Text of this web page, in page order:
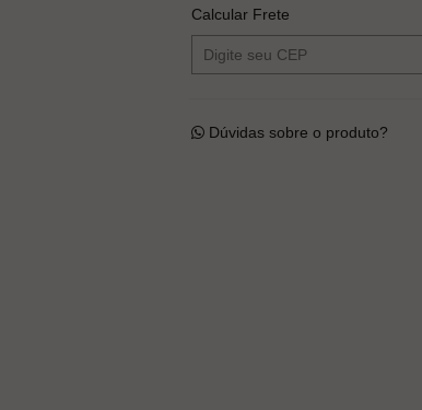
Calcular Frete
Dúvidas sobre o produto?